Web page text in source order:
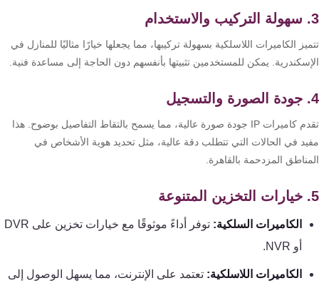
الكاميرات اللاسلكية بسهولة تركيبها، مما يجعلها خيارًا مثاليًا للمنازل في
يمكن للمستخدمين تثبيتها بأنفسهم دون الحاجة إلى مساعدة فنية.
تقدم كاميرات IP جودة صورة عالية، مما يسمح بالتقاط التفاصيل بوضوح. هذا
في الحالات التي تتطلب دقة عالية، مثل تحديد هوية الأشخاص في
المزدحمة بالقاهرة.
الكاميرات السلكية:
توفر أداءً موثوقًا مع خيارات تخزين على DVR
الكاميرات اللاسلكية:تعتمد على الإنترنت، مما يسهل الوصول إلى